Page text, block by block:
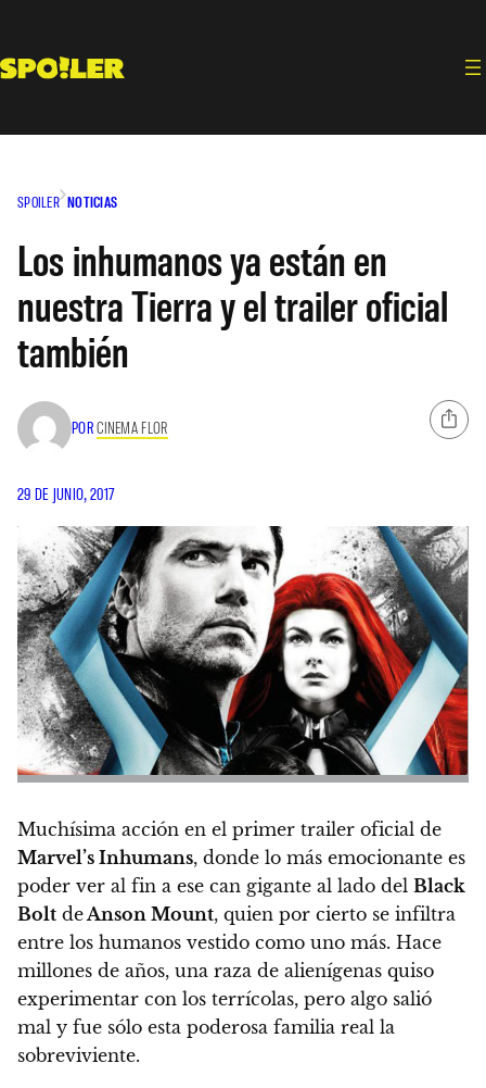
contenido
SPOILER NOTICIAS
Los inhumanos ya están en
nuestra Tierra y el trailer oficial
también
PORCINEMA FLOR
29 DE JUNIO, 2017
Muchísima acción en el primer trailer oficial de
Marvel’s Inhumans, donde lo más emocionante es
poder ver al fin a ese can gigante al lado del Black
Bolt de Anson Mount, quien por cierto se infiltra
entre los humanos vestido como uno más. Hace
millones de años, una raza de alienígenas quiso
experimentar con los terrícolas, pero algo salió
mal y fue sólo esta poderosa familia real la
sobreviviente.